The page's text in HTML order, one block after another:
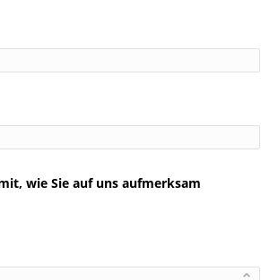
wie Sie auf uns aufmerksam